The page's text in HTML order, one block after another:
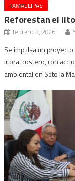
TAMAULIPAS
Reforestan el
febrero 3, 2026
Se impulsa un
litoral costero, con
ambiental en Soto la